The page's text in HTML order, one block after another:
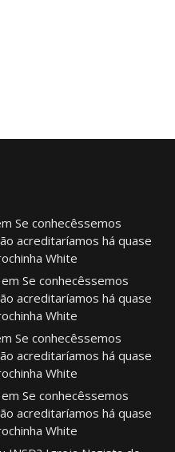
Se conhecêssemos
acreditaríamos há quase
White
Se conhecêssemos
acreditaríamos há quase
White
Se conhecêssemos
acreditaríamos há quase
White
Se conhecêssemos
acreditaríamos há quase
White